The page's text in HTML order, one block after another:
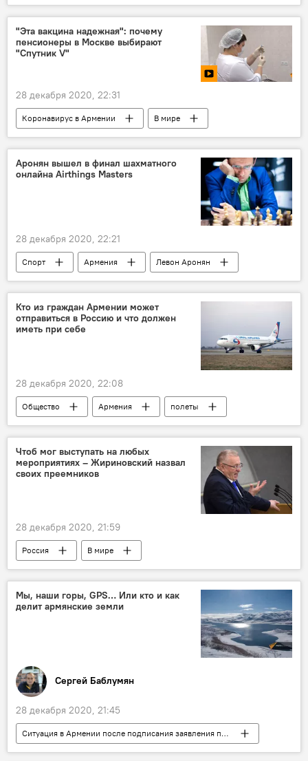
Политика
Армения
Нагорный Карабах
омбудсмен
военнопленные
"Эта вакцина надежная": почему
пенсионеры в Москве выбирают
"Спутник V"
28 декабря 2020, 22:31
Коронавирус в Армении
В мире
Видео
Мультимедиа
коронавирус
Российская вакцина против COVID-19
Москва
вакцинация
Аронян вышел в финал шахматного
онлайна Airthings Masters
28 декабря 2020, 22:21
Спорт Армения
Левон Аронян
шахматы
турнир
Кто из граждан Армении может
отправиться в Россию и что должен
иметь при себе
28 декабря 2020, 22:08
Общество Армения полеты
Чтоб мог выступать на любых
мероприятиях – Жириновский назвал
своих преемников
28 декабря 2020, 21:59
Россия
В мире
Владимир Жириновский
Мы, наши горы, GPS… Или кто и как
делит армянские земли
Сергей Баблумян
28 декабря 2020, 21:45
Ситуация в Армении после подписания заявления по Карабаху
Армения
Общество Колумнисты